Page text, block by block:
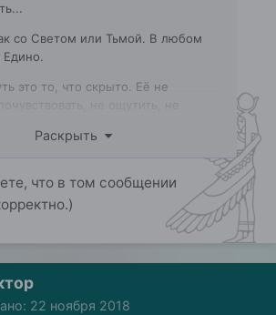
со Светом или Тьмой. В любом
Едино.
это то, что скрыто. Её не
в том сериале....Истина где то
можновспомнить
не выйдет, наверное.
Раскрыть
что в том сообщении
22 ноября 2018